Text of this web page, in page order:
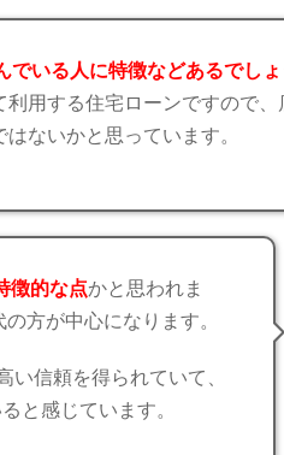
いる人に特徴などあるでしょ
用する住宅ローンですので
ないかと思っています。
徴的な点かと思われま
方が中心になります。
い信頼を得られていて、
と感じています。